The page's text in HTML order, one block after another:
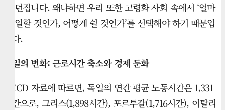
을 던집니다. 왜냐하면 우리 또한 고령화 사회 속에서 ‘얼마
나 일할 것인가, 어떻게 쉴 것인가’를 선택해야 하기 때문입
니다.
독일의 변화: 근로시간 축소와 경제 둔화
OECD 자료에 따르면, 독일의 연간 평균 노동시간은 1,331
시간으로, 그리스(1,898시간), 포르투갈(1,716시간), 이탈리